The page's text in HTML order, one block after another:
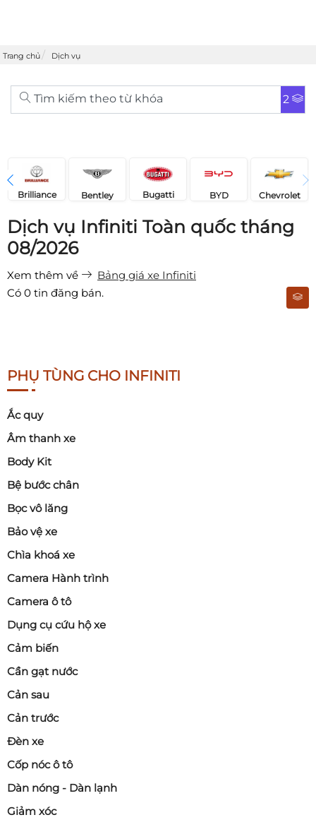
Trang chủ Dịch vụ
Tìm kiếm theo từ khóa 2
Brilliance Bentley Bugatti BYD Chevrolet
Dịch vụ Infiniti Toàn quốc tháng
08/2026
Xem thêm về
Bảng giá xe Infiniti
Có 0 tin đăng bán.
PHỤ TÙNG CHO INFINITI
Ắc quy
Âm thanh xe
Body Kit
Bệ bước chân
Bọc vô lăng
Bảo vệ xe
Chìa khoá xe
Camera Hành trình
Camera ô tô
Dụng cụ cứu hộ xe
Cảm biến
Cần gạt nước
Cản sau
Cản trước
Đèn xe
Cốp nóc ô tô
Dàn nóng - Dàn lạnh
Giảm xóc